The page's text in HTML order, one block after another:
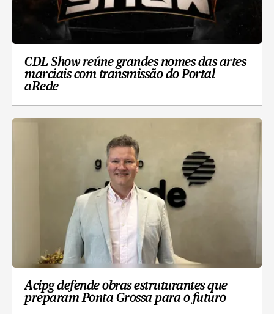
CDL Show reúne grandes nomes das artes
marciais com transmissão do Portal
aRede
Acipg defende obras estruturantes que
preparam Ponta Grossa para o futuro